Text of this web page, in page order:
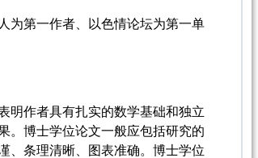
为第一作者、以色情论坛为第一单
明作者具有扎实的数学基础和独立
。博士学位论文一般应包括研究的
、条理清晰、图表准确。博士学位